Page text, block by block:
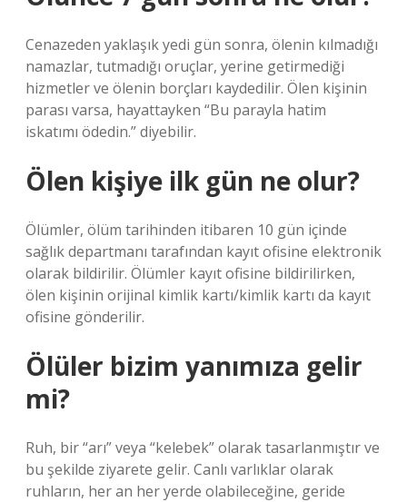
Cenazeden yaklaşık yedi gün sonra, ölenin kılmadığı
namazlar, tutmadığı oruçlar, yerine getirmediği
hizmetler ve ölenin borçları kaydedilir. Ölen kişinin
parası varsa, hayattayken “Bu parayla hatim
iskatımı ödedin.” diyebilir.
Ölen kişiye ilk gün ne olur?
Ölümler, ölüm tarihinden itibaren 10 gün içinde
sağlık departmanı tarafından kayıt ofisine elektronik
olarak bildirilir. Ölümler kayıt ofisine bildirilirken,
ölen kişinin orijinal kimlik kartı/kimlik kartı da kayıt
ofisine gönderilir.
Ölüler bizim yanımıza gelir
mi?
Ruh, bir “arı” veya “kelebek” olarak tasarlanmıştır ve
bu şekilde ziyarete gelir. Canlı varlıklar olarak
ruhların, her an her yerde olabileceğine, geride